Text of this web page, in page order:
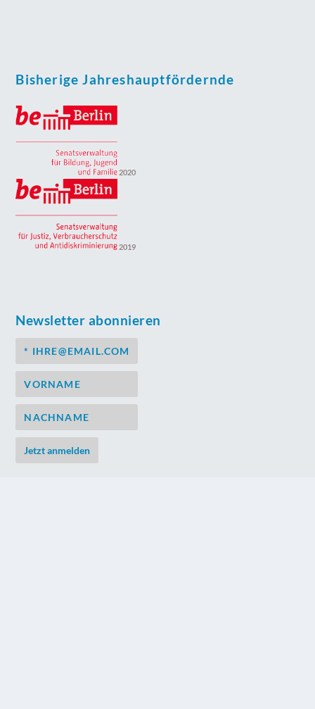
Bisherige Jahreshauptfördernde
2020
2019
Newsletter abonnieren